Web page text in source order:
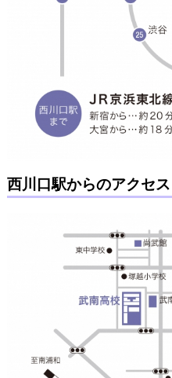
西川口駅からのアクセス